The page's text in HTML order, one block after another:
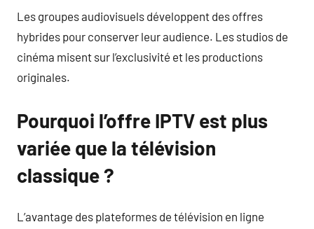
Les groupes audiovisuels développent des offres
hybrides pour conserver leur audience. Les studios de
cinéma misent sur l’exclusivité et les productions
originales.
Pourquoi l’offre IPTV est plus
variée que la télévision
classique ?
L’avantage des plateformes de télévision en ligne